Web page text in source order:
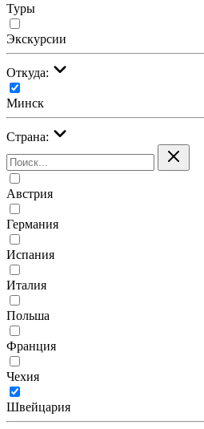
Туры
Экскурсии
Откуда:
Минск
Страна:
Австрия
Германия
Испания
Италия
Польша
Франция
Чехия
Швейцария